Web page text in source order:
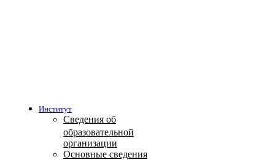
Институт
Сведения об
образовательной
организации
Основные сведения